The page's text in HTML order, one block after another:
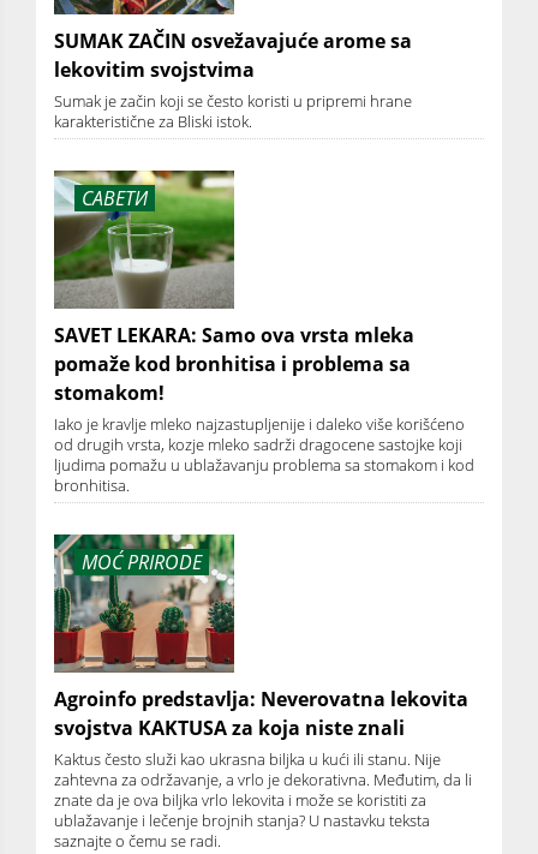
SUMAK ZAČIN osvežavajuće arome sa
lekovitim svojstvima
Sumak je začin koji se često koristi u pripremi hrane
karakteristične za Bliski istok.
САВЕТИ
SAVET LEKARA: Samo ova vrsta mleka
pomaže kod bronhitisa i problema sa
stomakom!
Iako je kravlje mleko najzastupljenije i daleko više korišćeno
od drugih vrsta, kozje mleko sadrži dragocene sastojke koji
ljudima pomažu u ublažavanju problema sa stomakom i kod
bronhitisa.
MOĆ PRIRODE
Agroinfo predstavlja: Neverovatna lekovita
svojstva KAKTUSA za koja niste znali
Kaktus često služi kao ukrasna biljka u kući ili stanu. Nije
zahtevna za održavanje, a vrlo je dekorativna. Međutim, da li
znate da je ova biljka vrlo lekovita i može se koristiti za
ublažavanje i lečenje brojnih stanja? U nastavku teksta
saznajte o čemu se radi.